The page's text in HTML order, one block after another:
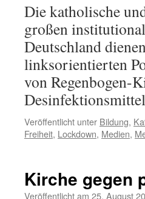
Die katholische
großen
Deutschland
linksorientierten
von Regenbogen-
Veröffentlicht unter Bildung,
Freiheit, Lockdown, Medien,
Kirche gegen
Veröffentlicht am 25. August